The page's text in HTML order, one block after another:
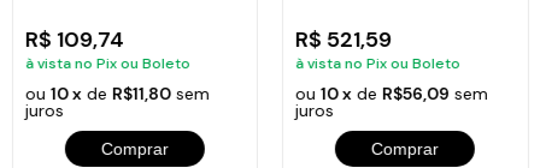
R$ 109,74
à vista no Pix ou Boleto
ou 10 xde R$11,80sem
juros
Comprar
R$ 521,59
à vista no Pix ou Boleto
ou 10 xde R$56,09 sem
juros
Comprar